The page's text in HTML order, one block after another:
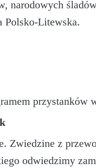
narodowych
Polsko-Litewska.
przystanków
Zwiedzine z
odwiedzimy